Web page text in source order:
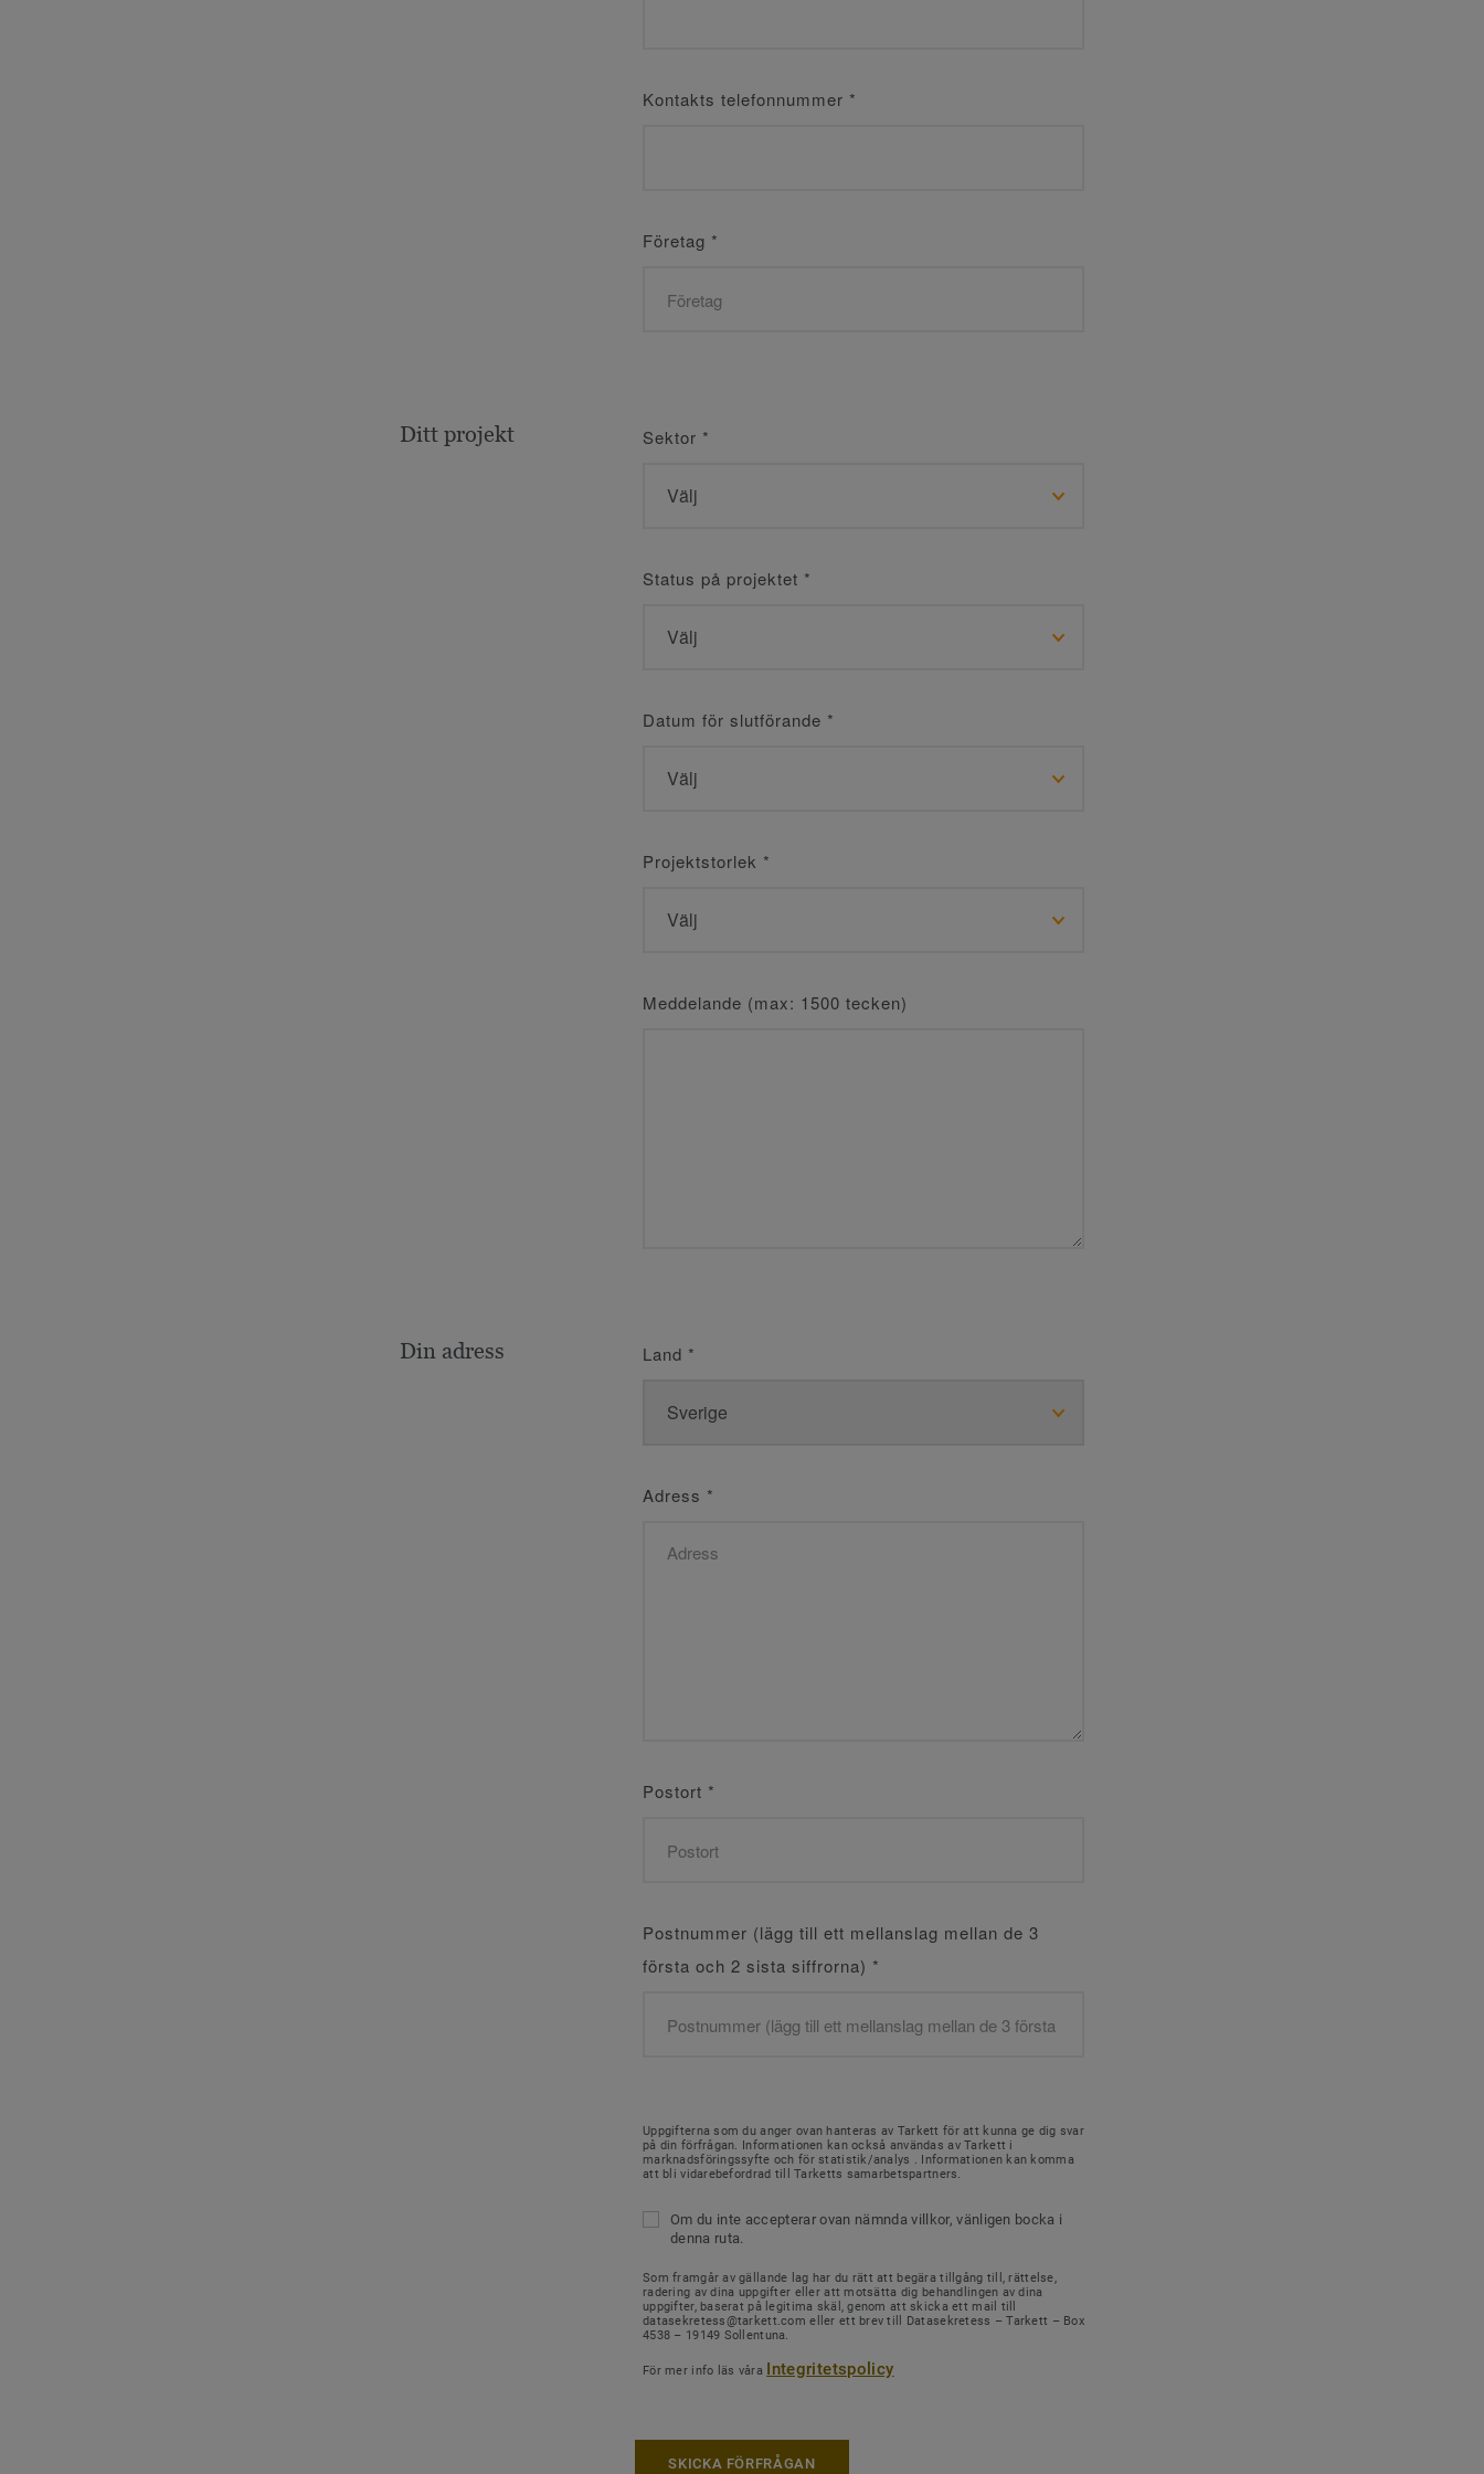
Kontakts telefonnummer *
Företag *
Ditt projekt Sektor *
Status på projektet *
Datum för slutförande *
Projektstorlek *
Meddelande (max: 1500 tecken)
Din adress Land *
Adress *
Postort *
Postnummer (lägg till ett mellanslag mellan de 3
första och 2 sista siffrorna) *
Uppgifterna som du anger ovan hanteras av Tarkett för att kunna ge dig svar
på din förfrågan. Informationen kan också användas av Tarkett i
marknadsföringssyfte och för statistik/analys . Informationen kan komma
att bli vidarebefordrad till Tarketts samarbetspartners.
Om du inte accepterar ovan nämnda villkor, vänligen bocka i
denna ruta.
Som framgår av gällande lag har du rätt att begära tillgång till, rättelse,
radering av dina uppgifter eller att motsätta dig behandlingen av dina
uppgifter, baserat på legitima skäl, genom att skicka ett mail till
datasekretess@tarkett.com eller ett brev till Datasekretess – Tarkett – Box
4538 – 19149 Sollentuna.
För mer info läs våra Integritetspolicy
SKICKA FÖRFRÅGAN